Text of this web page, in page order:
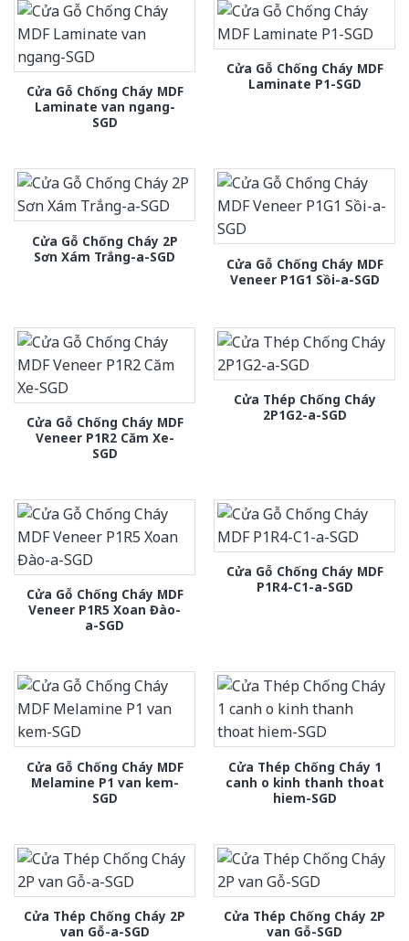
Cửa Gỗ Chống Cháy MDF
Laminate van ngang-
SGD
Cửa Gỗ Chống Cháy MDF
Laminate P1-SGD
Cửa Gỗ Chống Cháy 2P
Sơn Xám Trắng-a-SGD
Cửa Gỗ Chống Cháy MDF
Veneer P1G1 Sồi-a-SGD
Cửa Gỗ Chống Cháy MDF
Veneer P1R2 Căm Xe-
SGD
Cửa Thép Chống Cháy
2P1G2-a-SGD
Cửa Gỗ Chống Cháy MDF
Veneer P1R5 Xoan Đào-
a-SGD
Cửa Gỗ Chống Cháy MDF
P1R4-C1-a-SGD
Cửa Gỗ Chống Cháy MDF
Melamine P1 van kem-
SGD
Cửa Thép Chống Cháy 1
canh o kinh thanh thoat
hiem-SGD
Cửa Thép Chống Cháy 2P
van Gỗ-a-SGD
Cửa Thép Chống Cháy 2P
van Gỗ-SGD